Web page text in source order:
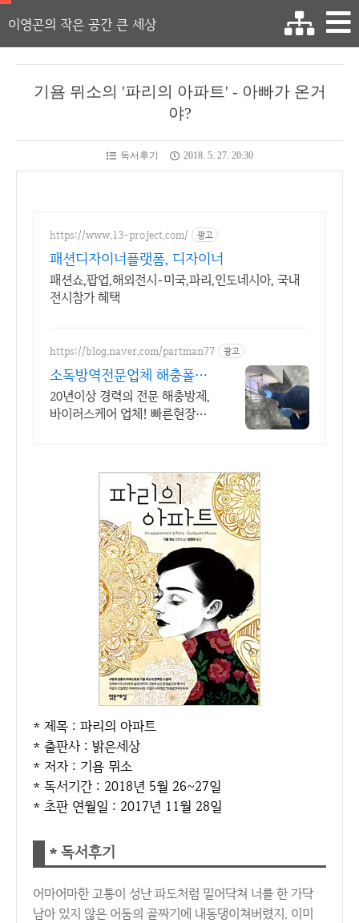
이영곤의 작은 공간 큰 세상
기욤 뮈소의 '파리의 아파트' - 아빠가 온거
야?
독서후기 2018. 5. 27. 20:30
https://www.13-project.com/ 광고
패션디자이너플랫폼, 디자이너
패션쇼,팝업,해외전시-미국,파리,인도네시아, 국내
전시참가 혜택
https://blog.naver.com/partman77 광고
소독방역전문업체 해충폴리
스
20년이상 경력의 전문 해충방제,
바이러스케어 업체! 빠른현장방
* 제목 : 파리의 아파트
* 출판사 : 밝은세상
* 저자 : 기욤 뮈소
* 독서기간 : 2018년 5월 26~27일
* 초판 연월일 : 2017년 11월 28일
* 독서후기
어마어마한 고통이 성난 파도처럼 밀어닥쳐 너를 한 가닥
남아 있지 않은 어둠의 골짜기에 내동댕이쳐버렸지. 이미